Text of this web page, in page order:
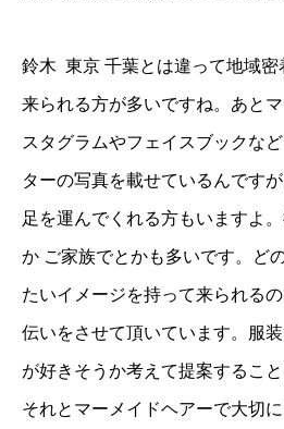
鈴木 東京 千葉とは違って地域
来られる方が多いですね。あと
スタグラムやフェイスブックな
ターの写真を載せているんです
足を運んでくれる方もいますよ
か ご家族でとかも多いです。ど
たいイメージを持って来られる
伝いをさせて頂いています。服
が好きそうか考えて提案するこ
それとマーメイドヘアーで大切